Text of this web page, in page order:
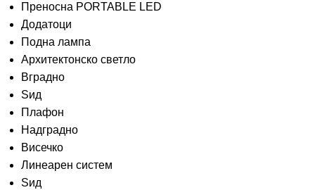
Преносна PORTABLE LED
Додатоци
Подна лампа
Архитектонско светло
Вградно
Ѕид
Плафон
Надградно
Висечко
Линеарен систем
Ѕид